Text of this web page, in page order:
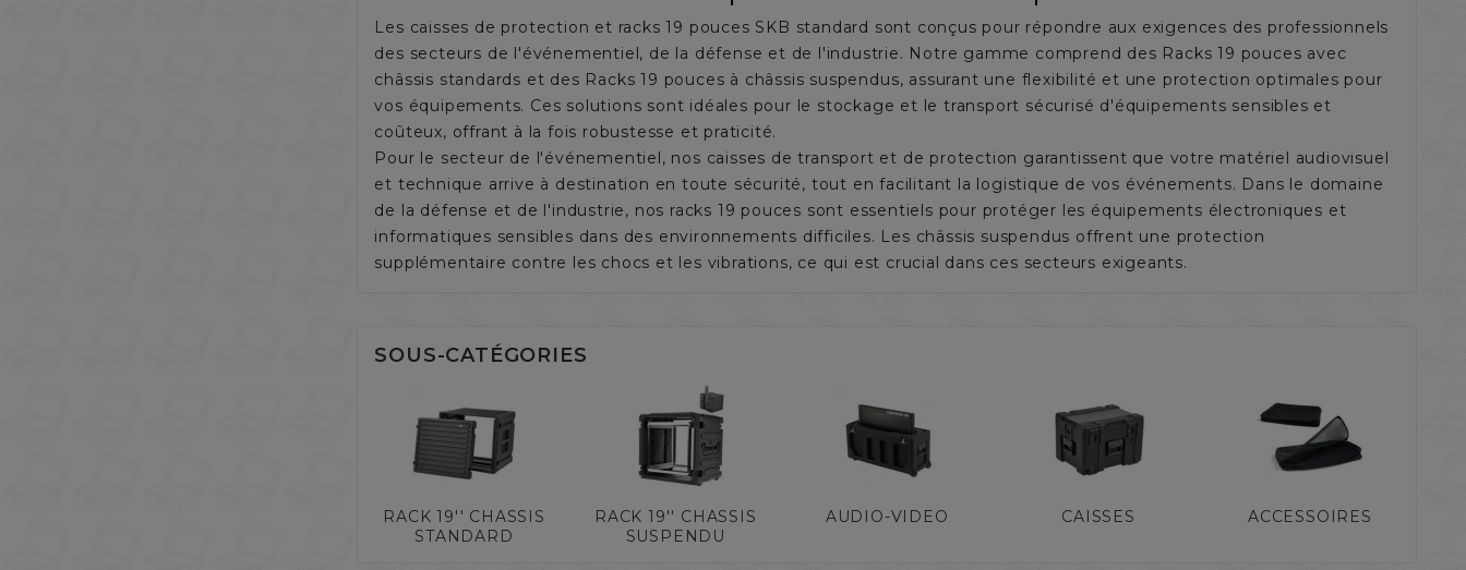
Les caisses de protection et racks 19 pouces SKB standard sont conçus pour répondre aux exigences des professionnels
des secteurs de l'événementiel, de la défense et de l'industrie. Notre gamme comprend des Racks 19 pouces avec
châssis standards et des Racks 19 pouces à châssis suspendus, assurant une flexibilité et une protection optimales pour
vos équipements. Ces solutions sont idéales pour le stockage et le transport sécurisé d'équipements sensibles et
coûteux, offrant à la fois robustesse et praticité.
Pour le secteur de l'événementiel, nos caisses de transport et de protection garantissent que votre matériel audiovisuel
et technique arrive à destination en toute sécurité, tout en facilitant la logistique de vos événements. Dans le domaine
de la défense et de l'industrie, nos racks 19 pouces sont essentiels pour protéger les équipements électroniques et
informatiques sensibles dans des environnements difficiles. Les châssis suspendus offrent une protection
supplémentaire contre les chocs et les vibrations, ce qui est crucial dans ces secteurs exigeants.
SOUS-CATÉGORIES
RACK 19'' CHASSIS
STANDARD
RACK 19'' CHASSIS
SUSPENDU
AUDIO-VIDEO CAISSES ACCESSOIRES